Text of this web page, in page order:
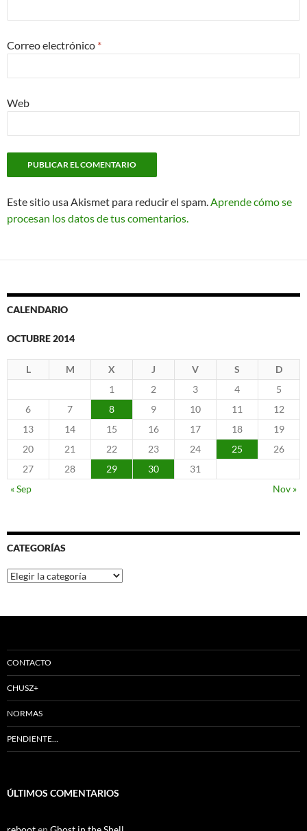
Correo electrónico *
Web
Este sitio usa Akismet para reducir el spam.Aprende cómo se
procesan los datos de tus comentarios.
CALENDARIO
OCTUBRE 2014
L M X J V S
D
1
2 3 4
5
6
7 8 9 10 11
12
13
14 15 16 17 18
19
20
21 22 23 24 25
26
27
28 29 30
31
« Sep
Nov »
CATEGORÍAS
Categorías
CONTACTO
CHUSZ+
NORMAS
PENDIENTE…
ÚLTIMOS COMENTARIOS